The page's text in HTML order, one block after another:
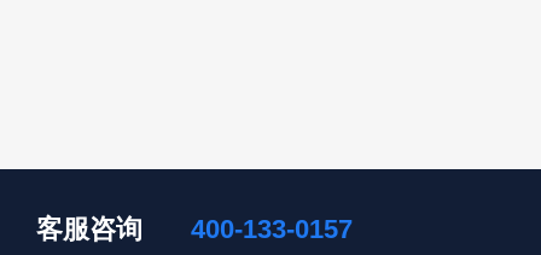
客服咨询 400-133-0157